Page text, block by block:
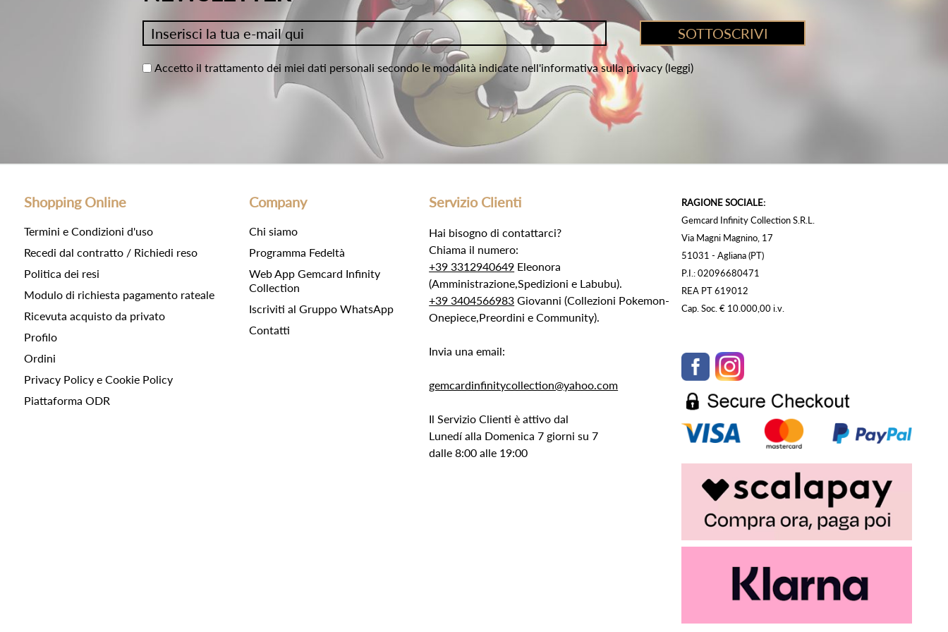
Accetto il trattamento dei miei dati personali secondo le modalità indicate nell'informativa sulla privacy (leggi)
Shopping Online
Termini e Condizioni d'uso
Recedi dal contratto / Richiedi reso
Politica dei resi
Modulo di richiesta pagamento rateale
Ricevuta acquisto da privato
Profilo
Ordini
Privacy Policy e Cookie Policy
Piattaforma ODR
Company
Chi siamo
Programma Fedeltà
Web App Gemcard Infinity
Collection
Iscriviti al Gruppo WhatsApp
Contatti
Servizio Clienti
Hai bisogno di contattarci?
Chiama il numero:
+39 3312940649 Eleonora
(Amministrazione,Spedizioni e Labubu).
+39 3404566983 Giovanni (Collezioni Pokemon-
Onepiece,Preordini e Community).
Invia una email:
gemcardinfinitycollection@yahoo.com
Il Servizio Clienti è attivo dal
Lunedí alla Domenica 7 giorni su 7
dalle 8:00 alle 19:00
RAGIONE SOCIALE:
Gemcard Infinity Collection S.R.L.
Via Magni Magnino, 17
51031 - Agliana (PT)
P.I.: 02096680471
REA PT 619012
Cap. Soc. € 10.000,00 i.v.